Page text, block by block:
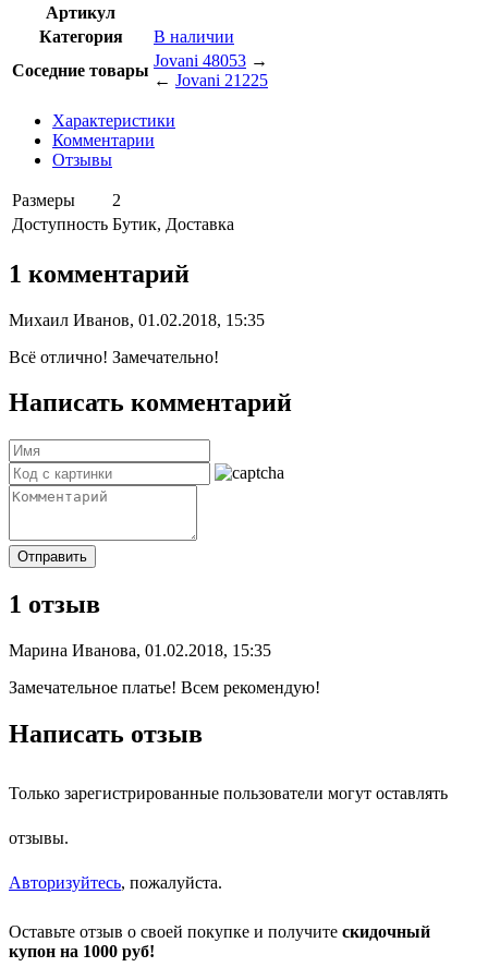
Артикул
Категория
В наличии
Соседние товары
Jovani 48053 →
← Jovani 21225
Характеристики
Комментарии
Отзывы
Размеры
2
Доступность Бутик, Доставка
1 комментарий
Михаил Иванов, 01.02.2018, 15:35
Всё отлично! Замечательно!
Написать комментарий
Отправить
1 отзыв
Марина Иванова, 01.02.2018, 15:35
Замечательное платье! Всем рекомендую!
Написать отзыв
Только зарегистрированные пользователи могут оставлять
отзывы.
Авторизуйтесь, пожалуйста.
Оставьте отзыв о своей покупке и получите скидочный
купон на 1000 руб!